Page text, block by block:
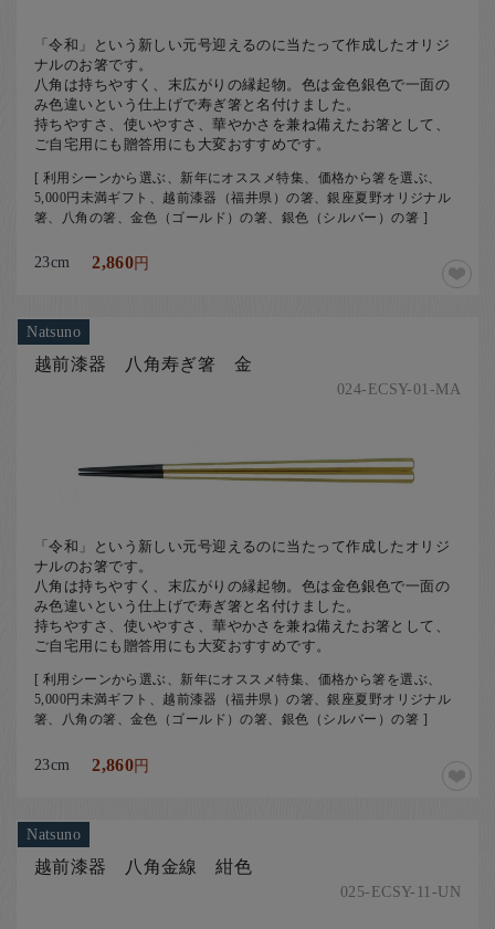
「令和」という新しい元号迎えるのに当たって作成したオリジ
ナルのお箸です。
八角は持ちやすく、末広がりの縁起物。色は金色銀色で一面の
み色違いという仕上げで寿ぎ箸と名付けました。
持ちやすさ、使いやすさ、華やかさを兼ね備えたお箸として、
ご自宅用にも贈答用にも大変おすすめです。
[ 利用シーンから選ぶ、新年にオススメ特集、価格から箸を選ぶ、
5,000円未満ギフト、越前漆器（福井県）の箸、銀座夏野オリジナル
箸、八角の箸、金色（ゴールド）の箸、銀色（シルバー）の箸 ]
23cm 2,860円
Natsuno
越前漆器 八角寿ぎ箸 金
024-ECSY-01-MA
「令和」という新しい元号迎えるのに当たって作成したオリジ
ナルのお箸です。
八角は持ちやすく、末広がりの縁起物。色は金色銀色で一面の
み色違いという仕上げで寿ぎ箸と名付けました。
持ちやすさ、使いやすさ、華やかさを兼ね備えたお箸として、
ご自宅用にも贈答用にも大変おすすめです。
[ 利用シーンから選ぶ、新年にオススメ特集、価格から箸を選ぶ、
5,000円未満ギフト、越前漆器（福井県）の箸、銀座夏野オリジナル
箸、八角の箸、金色（ゴールド）の箸、銀色（シルバー）の箸 ]
23cm 2,860円
Natsuno
越前漆器 八角金線 紺色
025-ECSY-11-UN